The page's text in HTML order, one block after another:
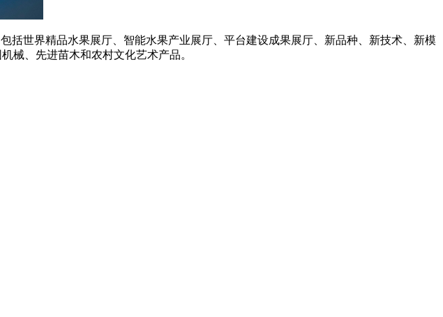
括世界精品水果展厅、智能水果产业展厅、平台建设成果展厅、新品种、新技术、新模
械、先进苗木和农村文化艺术产品。